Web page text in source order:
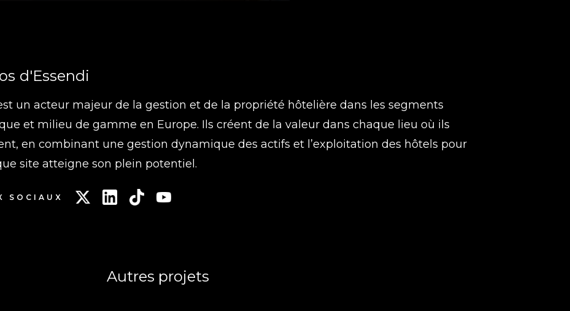
d'Essendi
un acteur majeur de la gestion et de la propriété hôtelière dans les segments
et milieu de gamme en Europe. Ils créent de la valeur dans chaque lieu où ils
en combinant une gestion dynamique des actifs et l’exploitation des hôtels pour
site atteigne son plein potentiel.
SOCIAUX
Autres projets